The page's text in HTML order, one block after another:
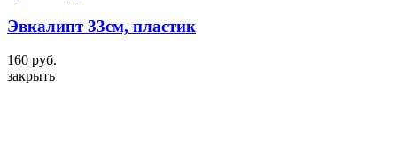
Эвкалипт 33см, пластик
160 руб.
закрыть